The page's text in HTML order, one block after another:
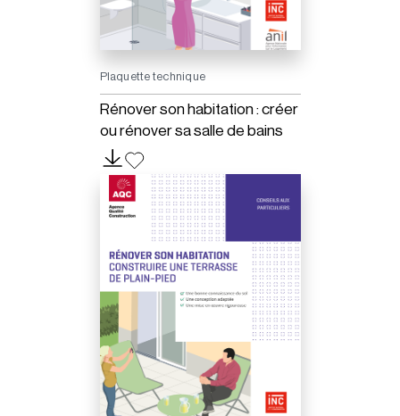
Plaquette technique
Rénover son habitation : créer
ou rénover sa salle de bains